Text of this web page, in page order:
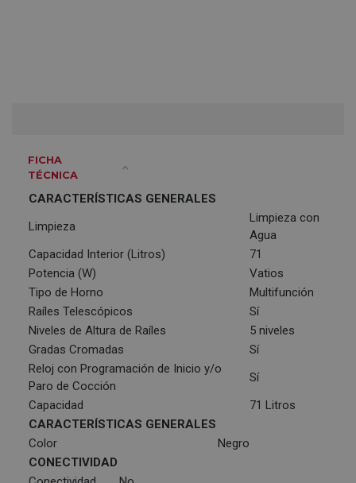
FICHA
TÉCNICA
CARACTERÍSTICAS GENERALES
Limpieza
Limpieza con
Agua
Capacidad Interior (Litros)
71
Potencia (W)
Vatios
Tipo de Horno
Multifunción
Raíles Telescópicos
Sí
Niveles de Altura de Raíles
5 niveles
Gradas Cromadas
Sí
Reloj con Programación de Inicio y/o
Paro de Cocción
Sí
Capacidad
71 Litros
CARACTERÍSTICAS GENERALES
Color
Negro
CONECTIVIDAD